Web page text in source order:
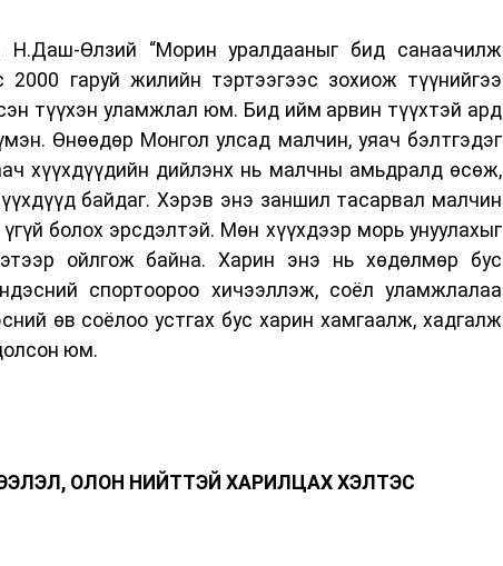
Өлзий “Морин уралдааныг бид санаачилж
2000 гаруй жилийн тэртээгээс зохиож түүнийгээ
түүхэн уламжлал юм. Бид ийм арвин түүхтэй ард
Өнөөдөр Монгол улсад малчин, уяач бэлтгэдэг
хүүхдүүдийн дийлэнх нь малчны амьдралд өсөж,
байдаг. Хэрэв энэ заншил тасарвал малчин
болох эрсдэлтэй. Мөн хүүхдээр морь унуулахыг
ойлгож байна. Харин энэ нь хөдөлмөр бус
спортоороо хичээллэж, соёл уламжлалаа
өв соёлоо устгах бус харин хамгаалж, хадгалж
юм.
ОЛОН НИЙТТЭЙ ХАРИЛЦАХ ХЭЛТЭС